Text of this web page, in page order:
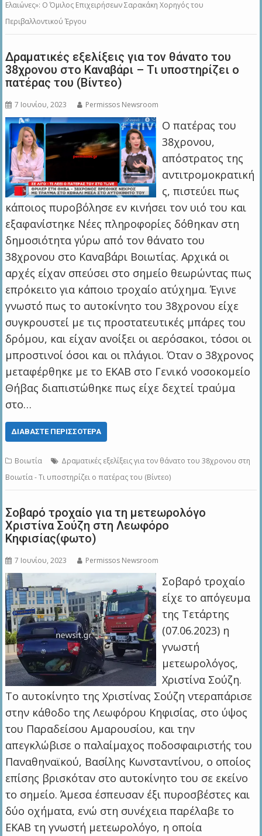
Ελαιώνες»: Ο Όμιλος Επιχειρήσεων Σαρακάκη Χορηγός του
Περιβαλλοντικού Έργου
Δραματικές εξελίξεις για τον θάνατο του
38χρονου στο Καναβάρι – Τι υποστηρίζει ο
πατέρας του (Βίντεο)
7 Ιουνίου, 2023 Permissos Newsroom
Ο πατέρας του
38χρονου,
απόστρατος της
αντιτρομοκρατική
ς, πιστεύει πως
κάποιος πυροβόλησε εν κινήσει τον υιό του και
εξαφανίστηκε Νέες πληροφορίες δόθηκαν στη
δημοσιότητα γύρω από τον θάνατο του
38χρονου στο Καναβάρι Βοιωτίας. Αρχικά οι
αρχές είχαν σπεύσει στο σημείο θεωρώντας πως
επρόκειτο για κάποιο τροχαίο ατύχημα. Έγινε
γνωστό πως το αυτοκίνητο του 38χρονου είχε
συγκρουστεί με τις προστατευτικές μπάρες του
δρόμου, και είχαν ανοίξει οι αερόσακοι, τόσοι οι
μπροστινοί όσοι και οι πλάγιοι. Όταν ο 38χρονος
μεταφέρθηκε με το ΕΚΑΒ στο Γενικό νοσοκομείο
Θήβας διαπιστώθηκε πως είχε δεχτεί τραύμα
στο…
ΔΙΑΒΆΣΤΕ ΠΕΡΙΣΣΌΤΕΡΑ
Βοιωτία
Δραματικές εξελίξεις για τον θάνατο του 38χρονου στη
Βοιωτία - Τι υποστηρίζει ο πατέρας του (Βίντεο)
Σοβαρό τροχαίο για τη μετεωρολόγο
Χριστίνα Σούζη στη Λεωφόρο
Κηφισίας(φωτο)
7 Ιουνίου, 2023 Permissos Newsroom
Σοβαρό τροχαίο
είχε το απόγευμα
της Τετάρτης
(07.06.2023) η
γνωστή
μετεωρολόγος,
Χριστίνα Σούζη.
Το αυτοκίνητο της Χριστίνας Σούζη ντεραπάρισε
στην κάθοδο της Λεωφόρου Κηφισίας, στο ύψος
του Παραδείσου Αμαρουσίου, και την
απεγκλώβισε ο παλαίμαχος ποδοσφαιριστής του
Παναθηναϊκού, Βασίλης Κωνσταντίνου, ο οποίος
επίσης βρισκόταν στο αυτοκίνητο του σε εκείνο
το σημείο. Άμεσα έσπευσαν έξι πυροσβέστες και
δύο οχήματα, ενώ στη συνέχεια παρέλαβε το
ΕΚΑΒ τη γνωστή μετεωρολόγο, η οποία